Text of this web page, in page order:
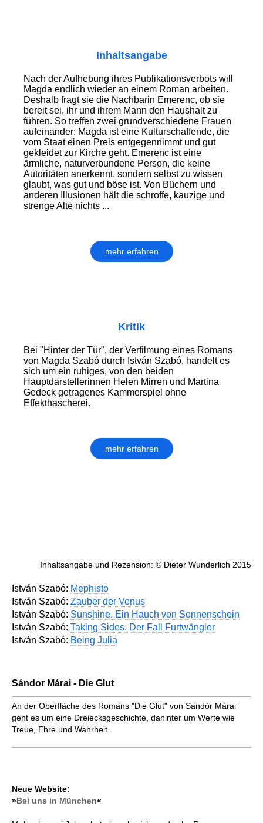
Inhaltsangabe
Nach der Aufhebung ihres Publikations­verbots will
Magda endlich wieder an einem Roman arbeiten.
Deshalb fragt sie die Nachbarin Emerenc, ob sie
bereit sei, ihr und ihrem Mann den Haushalt zu
führen. So treffen zwei grundverschiedene Frauen
aufeinander: Magda ist eine Kultur­schaf­fende, die
vom Staat einen Preis ent­gegen­nimmt und gut
gekleidet zur Kirche geht. Emerenc ist eine
ärmliche, naturverbundene Person, die keine
Autoritäten anerkennt, sondern selbst zu wissen
glaubt, was gut und böse ist. Von Büchern und
anderen Illusionen hält die schroffe, kauzige und
strenge Alte nichts ...
mehr erfahren
Kritik
Bei "Hinter der Tür", der Verfilmung eines Romans
von Magda Szabó durch István Szabó, handelt es
sich um ein ruhiges, von den beiden
Hauptdarstellerinnen Helen Mirren und Martina
Gedeck getragenes Kammerspiel ohne
Effekthascherei.
mehr erfahren
Inhaltsangabe und Rezension: © Dieter Wunderlich 2015
István Szabó: Mephisto
István Szabó: Zauber der Venus
István Szabó: Sunshine. Ein Hauch von Sonnenschein
István Szabó: Taking Sides. Der Fall Furtwängler
István Szabó: Being Julia
Sándor Márai - Die Glut
An der Oberfläche des Romans "Die Glut" von Sandór Márai
geht es um eine Dreiecksgeschichte, dahinter um Werte wie
Treue, Ehre und Wahrheit.
Neue Website:
»Bei uns in München«